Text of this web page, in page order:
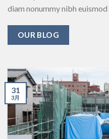
diam nonummy nibh euismod .
OUR BLOG
31
3月